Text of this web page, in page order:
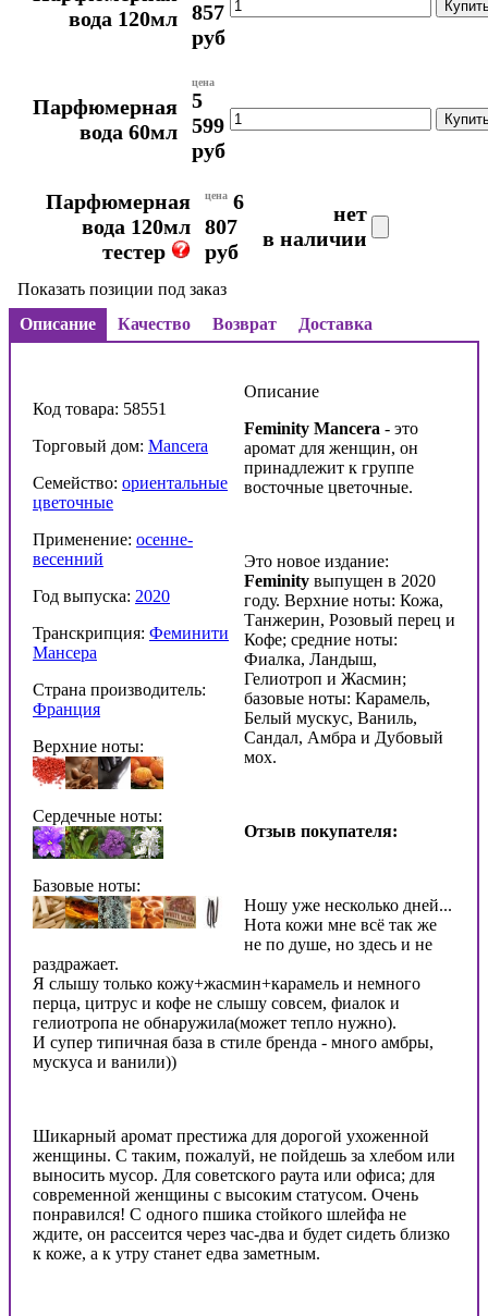
вода 120мл 857
руб
Парфюмерная
вода 60мл
цена
5
599
руб
Парфюмерная
вода 120мл
тестер
цена 6
807
руб
нет
в наличии
Показать позиции под заказ
Описание
Качество Возврат Доставка
Код товара: 58551
Торговый дом: Mancera
Семейство: ориентальные
цветочные
Применение: осенне-
весенний
Год выпуска: 2020
Транскрипция: Феминити
Мансера
Страна производитель:
Франция
Верхние ноты:
Сердечные ноты:
Базовые ноты:
Описание
Feminity Mancera - это
аромат для женщин, он
принадлежит к группе
восточные цветочные.
Это новое издание:
Feminity выпущен в 2020
году. Верхние ноты: Кожа,
Танжерин, Розовый перец и
Кофе; средние ноты:
Фиалка, Ландыш,
Гелиотроп и Жасмин;
базовые ноты: Карамель,
Белый мускус, Ваниль,
Сандал, Амбра и Дубовый
мох.
Отзыв покупателя:
Ношу уже несколько дней...
Нота кожи мне всё так же
не по душе, но здесь и не
раздражает.
Я слышу только кожу+жасмин+карамель и немного
перца, цитрус и кофе не слышу совсем, фиалок и
гелиотропа не обнаружила(может тепло нужно).
И супер типичная база в стиле бренда - много амбры,
мускуса и ванили))
Шикарный аромат престижа для дорогой ухоженной
женщины. С таким, пожалуй, не пойдешь за хлебом или
выносить мусор. Для советского раута или офиса; для
современной женщины с высоким статусом. Очень
понравился! С одного пшика стойкого шлейфа не
ждите, он рассеится через час-два и будет сидеть близко
к коже, а к утру станет едва заметным.